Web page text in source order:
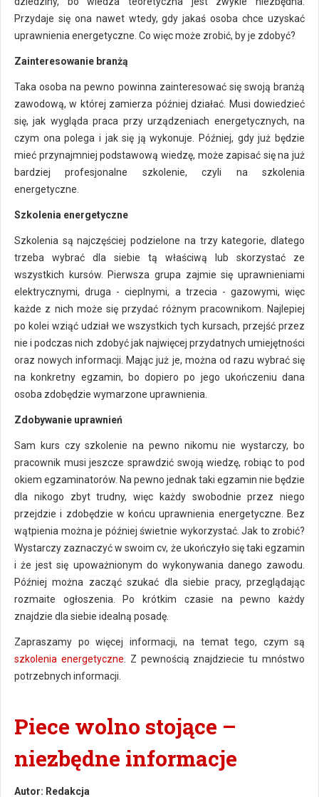
Przydaje się ona nawet wtedy, gdy jakaś osoba chce uzyskać
uprawnienia energetyczne. Co więc może zrobić, by je zdobyć?
Zainteresowanie branżą
Taka osoba na pewno powinna zainteresować się swoją branżą
zawodową, w której zamierza później działać. Musi dowiedzieć
się, jak wygląda praca przy urządzeniach energetycznych, na
czym ona polega i jak się ją wykonuje. Później, gdy już będzie
mieć przynajmniej podstawową wiedzę, może zapisać się na już
bardziej profesjonalne szkolenie, czyli na szkolenia
energetyczne.
Szkolenia energetyczne
Szkolenia są najczęściej podzielone na trzy kategorie, dlatego
trzeba wybrać dla siebie tą właściwą lub skorzystać ze
wszystkich kursów. Pierwsza grupa zajmie się uprawnieniami
elektrycznymi, druga - cieplnymi, a trzecia - gazowymi, więc
każde z nich może się przydać różnym pracownikom. Najlepiej
po kolei wziąć udział we wszystkich tych kursach, przejść przez
nie i podczas nich zdobyć jak najwięcej przydatnych umiejętności
oraz nowych informacji. Mając już je, można od razu wybrać się
na konkretny egzamin, bo dopiero po jego ukończeniu dana
osoba zdobędzie wymarzone uprawnienia.
Zdobywanie uprawnień
Sam kurs czy szkolenie na pewno nikomu nie wystarczy, bo
pracownik musi jeszcze sprawdzić swoją wiedzę, robiąc to pod
okiem egzaminatorów. Na pewno jednak taki egzamin nie będzie
dla nikogo zbyt trudny, więc każdy swobodnie przez niego
przejdzie i zdobędzie w końcu uprawnienia energetyczne. Bez
wątpienia można je później świetnie wykorzystać. Jak to zrobić?
Wystarczy zaznaczyć w swoim cv, że ukończyło się taki egzamin
i że jest się upoważnionym do wykonywania danego zawodu.
Później można zacząć szukać dla siebie pracy, przeglądając
rozmaite ogłoszenia. Po krótkim czasie na pewno każdy
znajdzie dla siebie idealną posadę.
Zapraszamy po więcej informacji, na temat tego, czym są
szkolenia energetyczne . Z pewnością znajdziecie tu mnóstwo
potrzebnych informacji.
Piece wolno stojące –
niezbędne informacje
Autor: Redakcja